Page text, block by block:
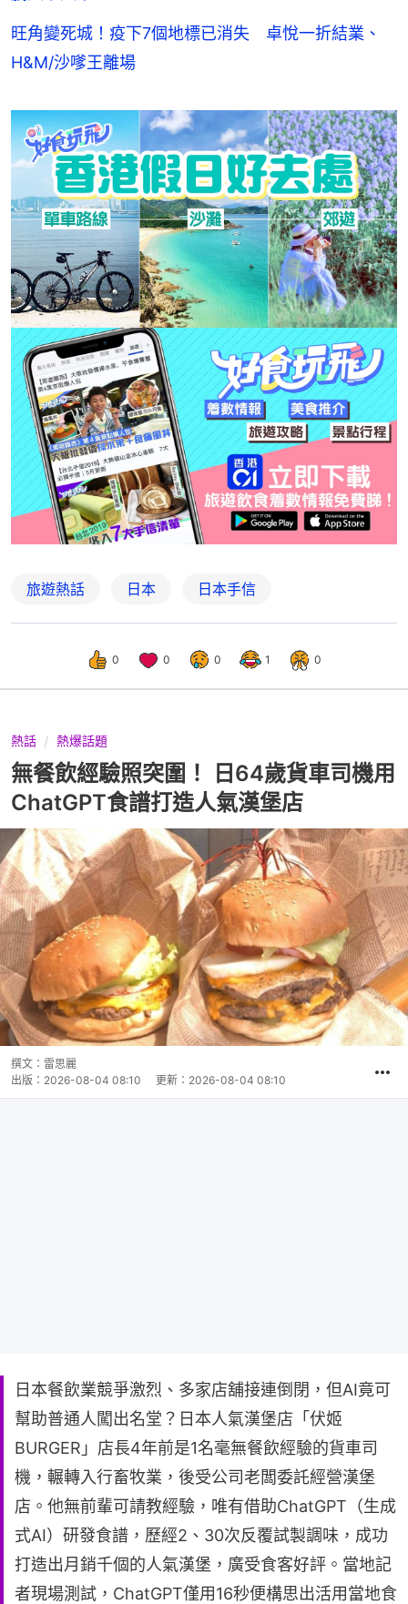
旺角變死城！疫下7個地標已消失 卓悅一折結業、
H&M/沙嗲王離場
旅遊熱話 日本 日本手信
0 0 0 1 0
熱話 熱爆話題
無餐飲經驗照突圍！ 日64歲貨車司機用
ChatGPT食譜打造人氣漢堡店
撰文： 雷思麗
出版： 2026-08-04 08:10 更新： 2026-08-04 08:10
日本餐飲業競爭激烈、多家店舖接連倒閉，但AI竟可
幫助普通人闖出名堂？日本人氣漢堡店「伏姬
BURGER」店長4年前是1名毫無餐飲經驗的貨車司
機，輾轉入行畜牧業，後受公司老闆委託經營漢堡
店。他無前輩可請教經驗，唯有借助ChatGPT（生成
式AI）研發食譜，歷經2、30次反覆試製調味，成功
打造出月銷千個的人氣漢堡，廣受食客好評。當地記
者現場測試，ChatGPT僅用16秒便構思出活用當地食